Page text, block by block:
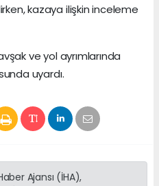
kazaya ilişkin inceleme
ve yol ayrımlarında
uyardı.
Ajansı (İHA),